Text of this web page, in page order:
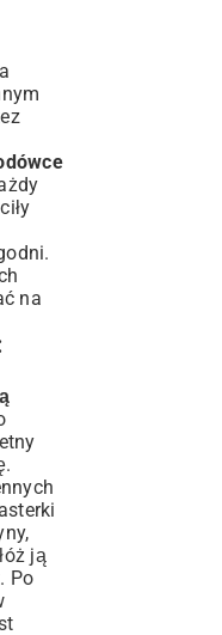
na
ją
Po